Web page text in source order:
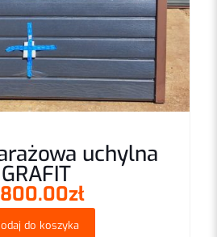
uchylna
GRAFIT
zł
do koszyka